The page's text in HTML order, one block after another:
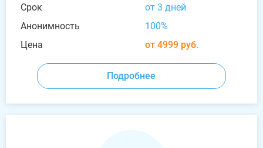
Срок
от 3 дней
Анонимность
100%
Цена
от 4999 руб.
Подробнее